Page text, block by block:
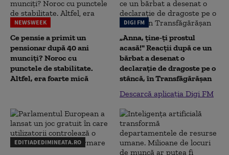
NEWSWEEK
Ce pensie a primit un
pensionar după 40 ani
munciți? Noroc cu
punctele de stabilitate.
Altfel, era foarte mică
DIGI FM
„Anna, ţine-ţi prostul
acasă!" Reacţii după ce un
bărbat a desenat o
declaraţie de dragoste pe o
stâncă, în Transfăgărăşan
Descarcă aplicația Digi FM
EDITIADEDIMINEATA.RO